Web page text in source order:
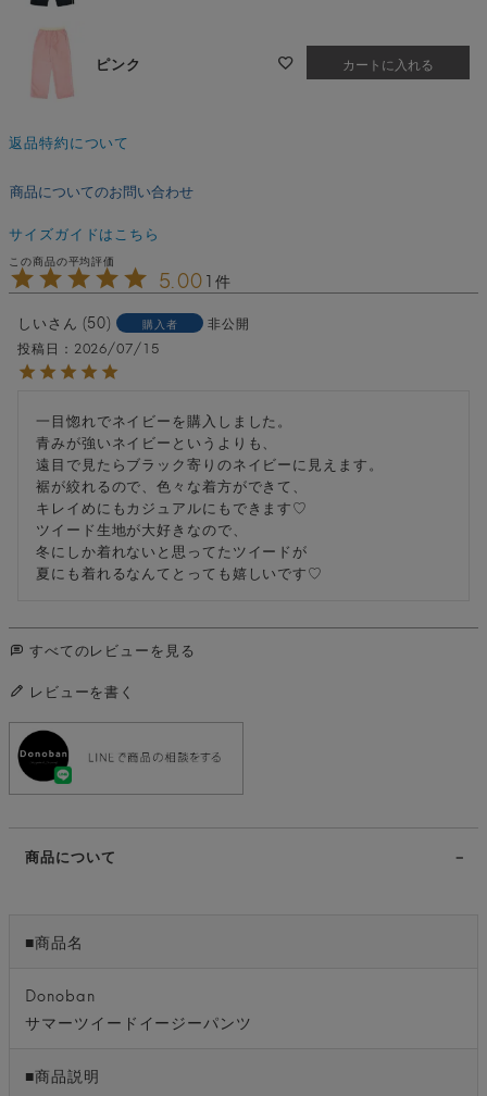
ピンク カートに入れる
返品特約について
商品についてのお問い合わせ
サイズガイドはこちら
5.001
しい 50 購入者
非公開
投稿日
2026/07/15
一目惚れでネイビーを購入しました。
青みが強いネイビーというよりも、
遠目で見たらブラック寄りのネイビーに見えます。
裾が絞れるので、色々な着方ができて、
キレイめにもカジュアルにもできます♡
ツイード生地が大好きなので、
冬にしか着れないと思ってたツイードが
夏にも着れるなんてとっても嬉しいです♡
すべてのレビューを見る
レビューを書く
商品について
■商品名
Donoban
サマーツイードイージーパンツ
■商品説明